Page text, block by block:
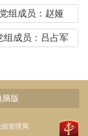
党组成员： 赵娅
组成员： 吕占军
脑版
管理局